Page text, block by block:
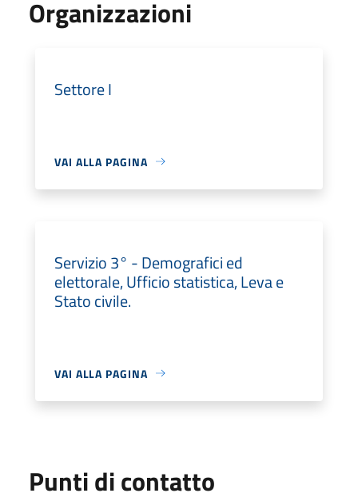
Organizzazioni
Settore I
VAI ALLA PAGINA
Servizio 3° - Demografici ed
elettorale, Ufficio statistica, Leva e
Stato civile.
VAI ALLA PAGINA
Punti di contatto